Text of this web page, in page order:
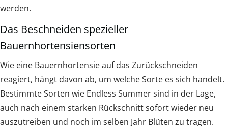
werden.
Das Beschneiden spezieller
Bauernhortensiensorten
Wie eine Bauernhortensie auf das Zurückschneiden
reagiert, hängt davon ab, um welche Sorte es sich handelt.
Bestimmte Sorten wie Endless Summer sind in der Lage,
auch nach einem starken Rückschnitt sofort wieder neu
auszutreiben und noch im selben Jahr Blüten zu tragen.